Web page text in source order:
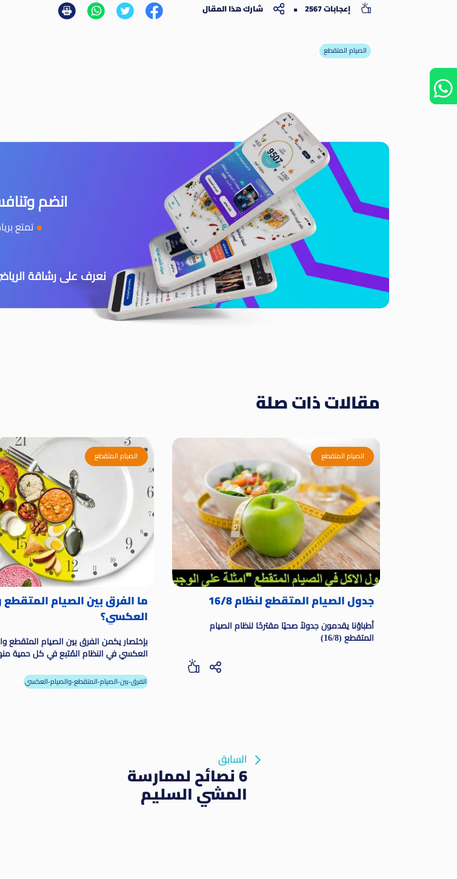
إعجابات 2567 شارك هذا المقال
الصيام المتقطع
انضم
تمتع
نعرف على رشاقة
مقالات ذات صلة
الصيام المتقطع
جدول الصيام المتقطع لنظام 16/8
أطباؤنا يقدمون جدولاً صحيًا مقترحًا لنظام الصيام
المتقطع (16/8)
الصيام المتقطع
ما الفرق بين الصيام المتقطع
العكسي؟
بإختصار يكمن الفرق بين الصيام المتقطع
العكسي في النظام المُتبع في كل حمية
الفرق-بين-الصيام-المتقطع-والصيام-العكسي
السابق
6 نصائح لممارسة
المشي السليم